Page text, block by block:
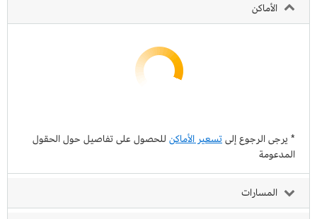
الأماكن
* يرجى الرجوع إلىتسعير الأماكن للحصول على تفاصيل حول الحقول
المدعومة
المسارات